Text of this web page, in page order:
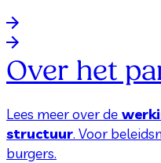
Over het
Lees meer over de
structuur. Voor
burgers.